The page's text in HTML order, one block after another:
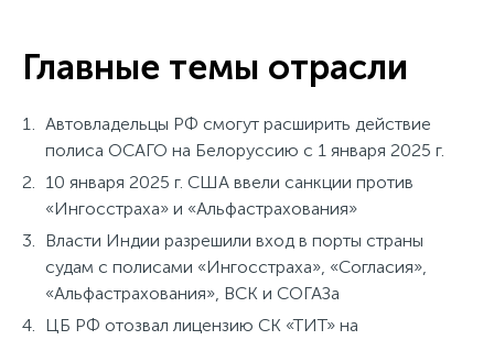
Главные темы отрасли
Автовладельцы РФ смогут расширить действие
полиса ОСАГО на Белоруссию с 1 января 2025 г.
10 января 2025 г. США ввели санкции против
«Ингосстраха» и «Альфастрахования»
Власти Индии разрешили вход в порты страны
судам с полисами «Ингосстраха», «Согласия»,
«Альфастрахования», ВСК и СОГАЗа
ЦБ РФ отозвал лицензию СК «ТИТ» на